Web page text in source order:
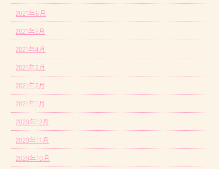
2021年6月
2021年5月
2021年4月
2021年3月
2021年2月
2021年1月
2020年12月
2020年11月
2020年10月